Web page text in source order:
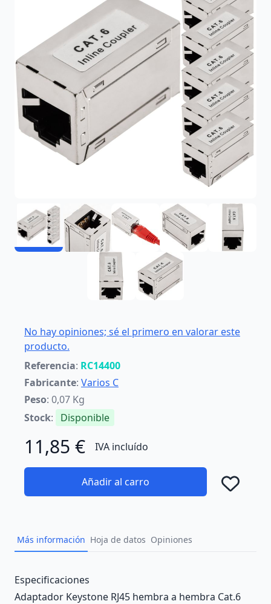
No hay opiniones; sé el primero en valorar este
producto.
Referencia: RC14400
Fabricante: Varios C
Peso: 0,07 Kg
Stock: Disponible
11,85 € IVA incluído
Añadir al carro
Más información Hoja de datos Opiniones
Description
Especificaciones
Adaptador Keystone RJ45 hembra a hembra Cat.6